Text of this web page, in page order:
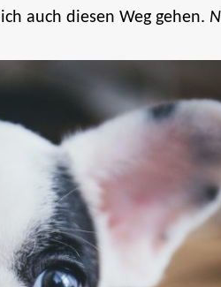
auch diesen Weg gehen.